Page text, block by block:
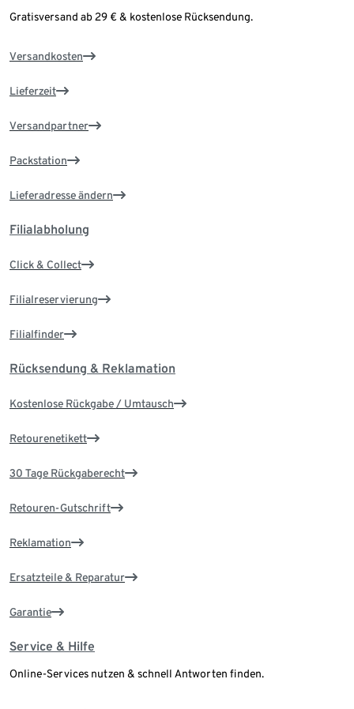
Gratisversand ab 29 € & kostenlose Rücksendung.
Versandkosten
Lieferzeit
Versandpartner
Packstation
Lieferadresse ändern
Filialabholung
Click & Collect
Filialreservierung
Filialfinder
Rücksendung & Reklamation
Kostenlose Rückgabe / Umtausch
Retourenetikett
30 Tage Rückgaberecht
Retouren-Gutschrift
Reklamation
Ersatzteile & Reparatur
Garantie
Service & Hilfe
Online-Services nutzen & schnell Antworten finden.